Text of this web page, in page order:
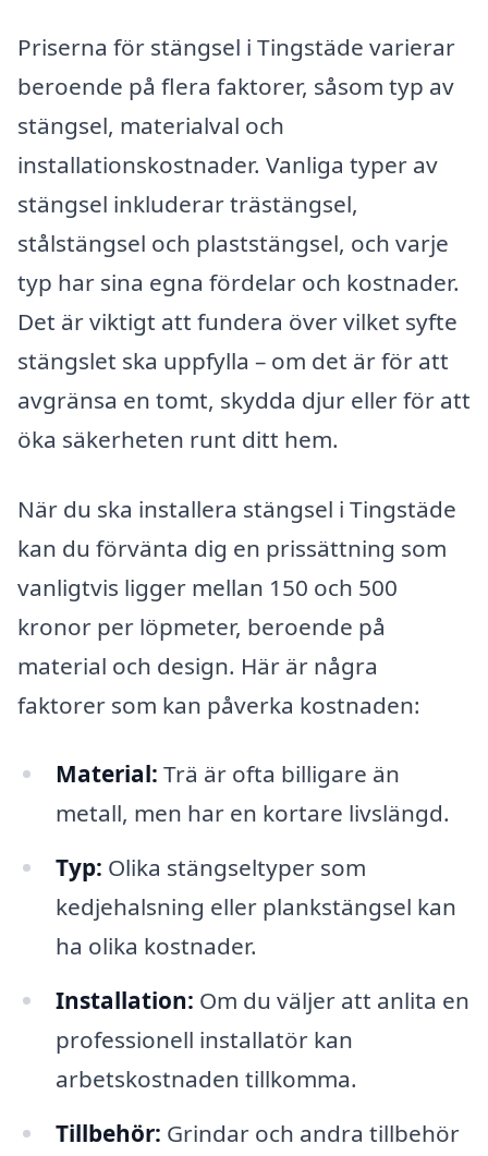
Priserna för stängsel i Tingstäde varierar
beroende på flera faktorer, såsom typ av
stängsel, materialval och
installationskostnader. Vanliga typer av
stängsel inkluderar trästängsel,
stålstängsel och plaststängsel, och varje
typ har sina egna fördelar och kostnader.
Det är viktigt att fundera över vilket syfte
stängslet ska uppfylla – om det är för att
avgränsa en tomt, skydda djur eller för att
öka säkerheten runt ditt hem.
När du ska installera stängsel i Tingstäde
kan du förvänta dig en prissättning som
vanligtvis ligger mellan 150 och 500
kronor per löpmeter, beroende på
material och design. Här är några
faktorer som kan påverka kostnaden:
Material: Trä är ofta billigare än
metall, men har en kortare livslängd.
Typ: Olika stängseltyper som
kedjehalsning eller plankstängsel kan
ha olika kostnader.
Installation: Om du väljer att anlita en
professionell installatör kan
arbetskostnaden tillkomma.
Tillbehör: Grindar och andra tillbehör